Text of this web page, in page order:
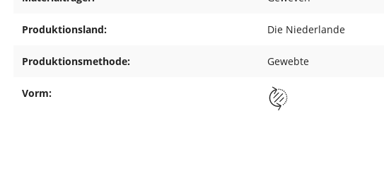
Produktionsland: Die Niederlande
Produktionsmethode: Gewebte
Vorm: